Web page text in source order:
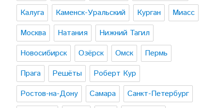
Калуга
Каменск-Уральский Курган
Миасс
Москва
Натания
Нижний Тагил
Новосибирск
Озёрск Омск
Пермь
Прага
Решёты
Роберт Кур
Ростов-на-Дону
Самара
Санкт-Петербург